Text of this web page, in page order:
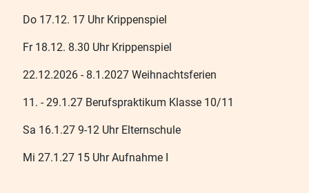
Do 17.12. 17 Uhr Krippenspiel
Fr 18.12. 8.30 Uhr Krippenspiel
22.12.2026 - 8.1.2027 Weihnachtsferien
11. - 29.1.27 Berufspraktikum Klasse 10/11
Sa 16.1.27 9-12 Uhr Elternschule
Mi 27.1.27 15 Uhr Aufnahme I